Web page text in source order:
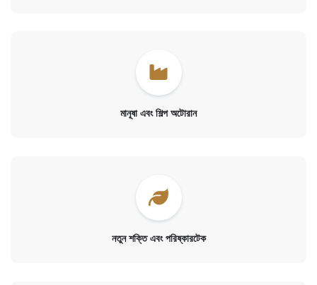
মানূষা এবং শিল্প অটোরান
নতুন শক্তি এবং পরিষ্কারটেক